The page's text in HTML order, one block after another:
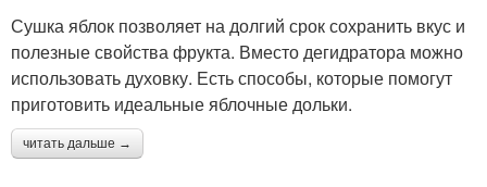
Сушка яблок позволяет на долгий срок сохранить вкус и
полезные свойства фрукта. Вместо дегидратора можно
использовать духовку. Есть способы, которые помогут
приготовить идеальные яблочные дольки.
читать дальше →